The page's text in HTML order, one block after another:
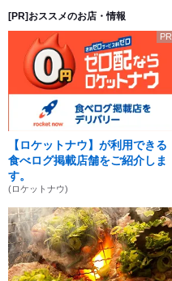
[PR]おススメのお店・情報
PR
【ロケットナウ】が利用できる
食べログ掲載店舗をご紹介しま
す。
(ロケットナウ)